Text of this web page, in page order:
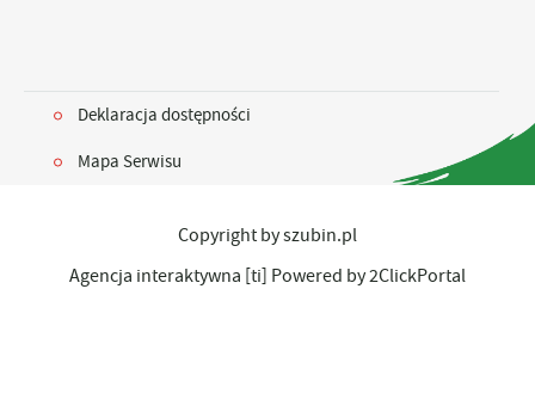
Deklaracja dostępności
Mapa Serwisu
Copyright by szubin.pl
Agencja interaktywna [ti] Powered by2ClickPortal